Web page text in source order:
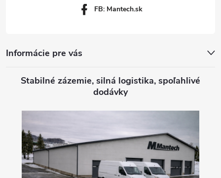
FB: Mantech.sk
Informácie pre vás
Stabilné zázemie, silná logistika, spoľahlivé
dodávky